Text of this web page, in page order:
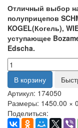
Отличный выбор
полуприцепов
KOGEL(Когель),
уступающее
Edscha.
В корзину
Артикул: 174050
Размеры: 1450.00 ×
Поделиться: